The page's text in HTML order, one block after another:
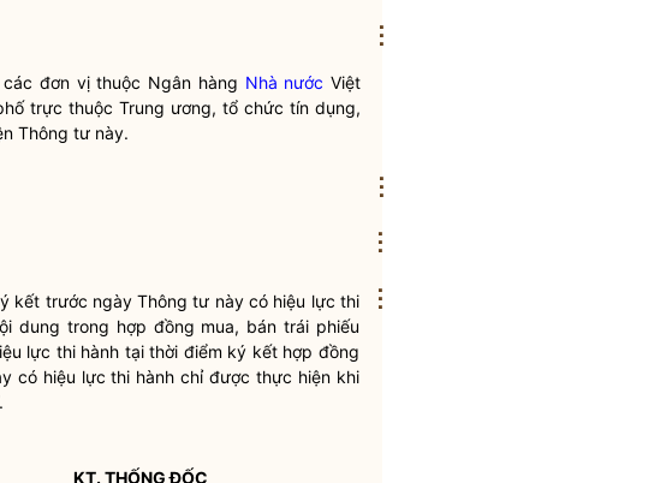
đơn vị thuộc Ngân hàng Nhà nước Việt
trực thuộc Trung ương,tổ chức tín dụng,
Thông tư này.
kết trước ngày Thông tư này có hiệu lực thi
dung trong hợp đồng mua, bántrái phiếu
lực thi hành tại thời điểm ký kết hợp đồng
có hiệu lực thi hành chỉ được thực hiện khi
KT. THỐNG ĐỐC
⋮
⋮
⋮
⋮